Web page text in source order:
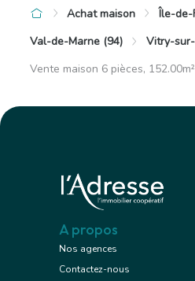
Achat maison
Île-de-
Val-de-Marne (94)
Vitry-
Vente maison 6 pièces,
A propos
Nos agences
Contactez-nous